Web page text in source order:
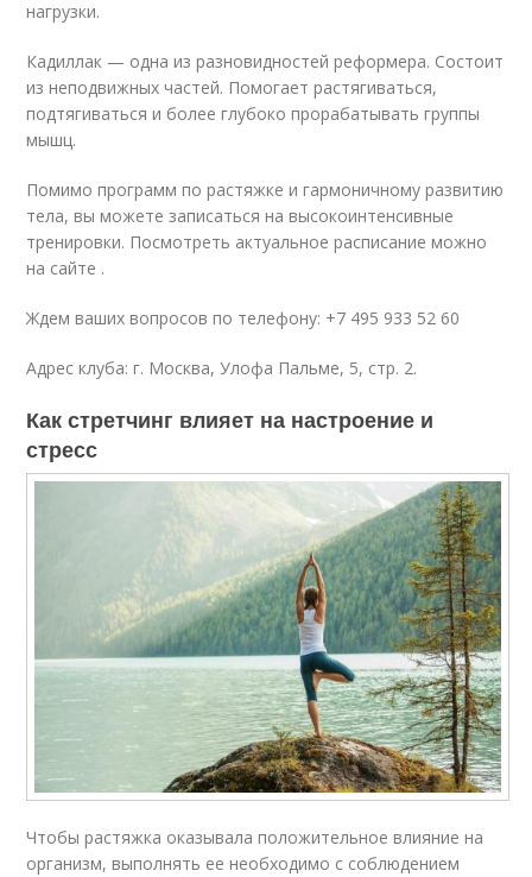
нагрузки.
Кадиллак — одна из разновидностей реформера. Состоит
из неподвижных частей. Помогает растягиваться,
подтягиваться и более глубоко прорабатывать группы
мышц.
Помимо программ по растяжке и гармоничному развитию
тела, вы можете записаться на высокоинтенсивные
тренировки. Посмотреть актуальное расписание можно
на сайте .
Ждем ваших вопросов по телефону: +7 495 933 52 60
Адрес клуба: г. Москва, Улофа Пальме, 5, стр. 2.
Как стретчинг влияет на настроение и
стресс
Чтобы растяжка оказывала положительное влияние на
организм, выполнять ее необходимо с соблюдением